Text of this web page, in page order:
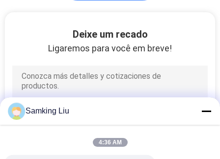
caminhão
Recipientes de
armazenamento
refrigerados
Deixe um recado
Ligaremos para você em breve!
Samking Liu
4:36 AM